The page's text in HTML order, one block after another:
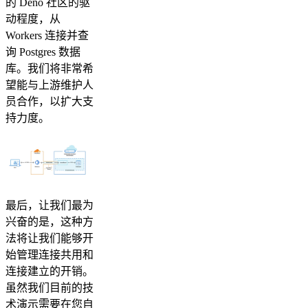
动程度，从
Workers 连接并查
询 Postgres 数据
库。我们将非常希
望能与上游维护人
员合作，以扩大支
持力度。
最后，让我们最为
兴奋的是，这种方
法将让我们能够开
始管理连接共用和
连接建立的开销。
虽然我们目前的技
术演示需要在您自